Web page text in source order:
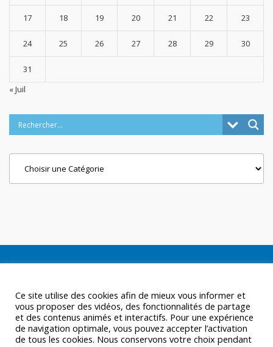
17 18 19 20 21 22 23
24 25 26 27 28 29 30
31
« Juil
Ce site utilise des cookies afin de mieux vous informer et
vous proposer des vidéos, des fonctionnalités de partage
et des contenus animés et interactifs. Pour une expérience
de navigation optimale, vous pouvez accepter l’activation
de tous les cookies. Nous conservons votre choix pendant